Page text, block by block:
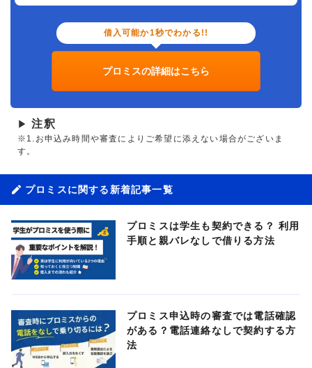
借入可能か1秒でわかる!!
プロミスの詳細はこちら
▶ 注釈
※1.お申込み時間や審査によりご希望に添えない場合がございま
す。
プロミスに関する新着記事一覧
プロミスは学生も契約できる？ 利用
手順と親バレなしで借りる方法
プロミス申込時の審査では電話確認
がある？電話連絡なしで契約する方
法